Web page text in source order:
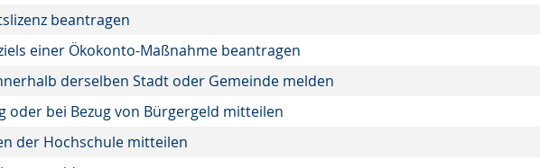
beantragen
einer Ökokonto-Maßnahme beantragen
derselben Stadt oder Gemeinde melden
oder bei Bezug von Bürgergeld mitteilen
der Hochschule mitteilen